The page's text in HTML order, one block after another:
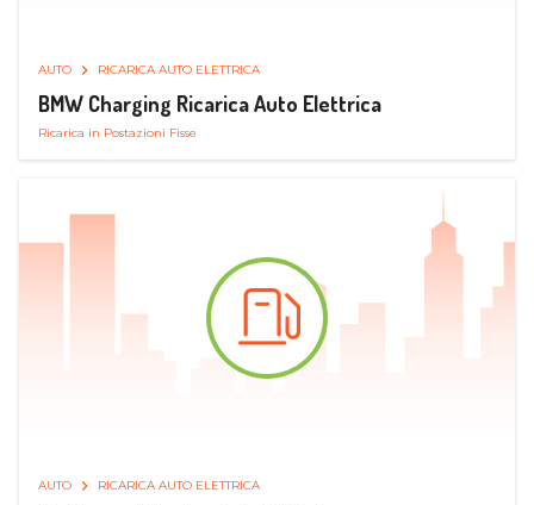
AUTO RICARICA AUTO ELETTRICA
BMW Charging Ricarica Auto Elettrica
Ricarica in Postazioni Fisse
AUTO RICARICA AUTO ELETTRICA